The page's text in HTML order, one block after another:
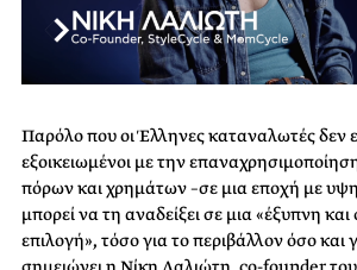
Παρόλο που οι Έλληνες καταναλωτές δεν
εξοικειωμένοι με την
πόρων και χρημάτων –σε μια εποχή με
μπορεί να τη αναδείξει σε μια «έξυπνη και
επιλογή», τόσο για το περιβάλλον όσο και